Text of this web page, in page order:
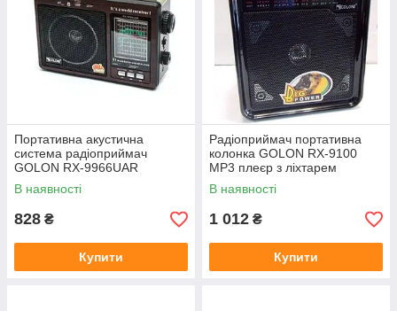
Портативна акустична
система радіоприймач
GOLON RX-9966UAR
В наявності
828 ₴
Купити
Радіоприймач портативна
колонка GOLON RX-9100
MP3 плеєр з ліхтарем
В наявності
1 012 ₴
Купити